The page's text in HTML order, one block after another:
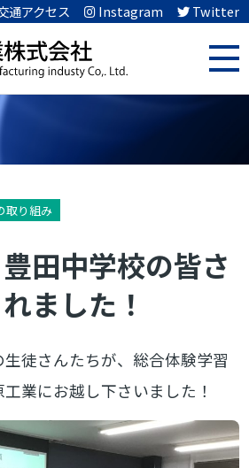
通アクセス Instagram Twitter
取り組み
田中学校の皆さ
ました！
徒さんたちが、総合体験学習
工業にお越し下さいました！